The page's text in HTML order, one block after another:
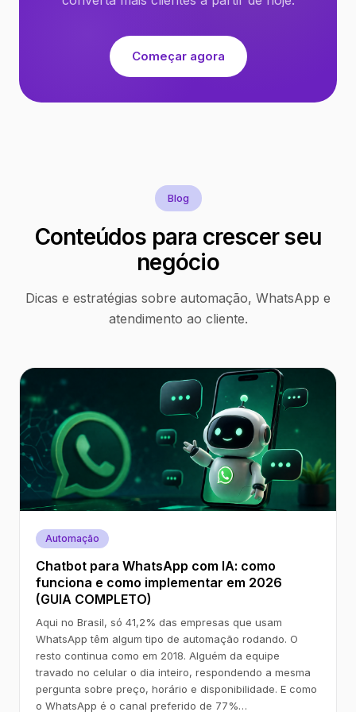
Começar agora
Blog
Conteúdos para crescer seu
negócio
Dicas e estratégias sobre automação, WhatsApp e
atendimento ao cliente.
Automação
Chatbot para WhatsApp com IA: como
funciona e como implementar em 2026
(GUIA COMPLETO)
Aqui no Brasil, só 41,2% das empresas que usam
WhatsApp têm algum tipo de automação rodando. O
resto continua como em 2018. Alguém da equipe
travado no celular o dia inteiro, respondendo a mesma
pergunta sobre preço, horário e disponibilidade. E como
o WhatsApp é o canal preferido de 77%…